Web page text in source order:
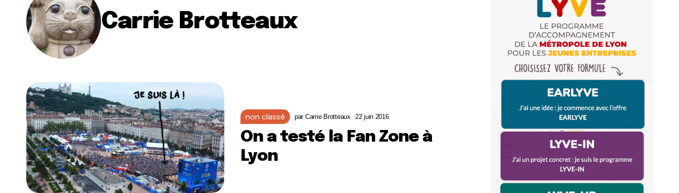
Carrie Brotteaux
non classé par Carrie Brotteaux 22 juin 2016
On a testé la Fan Zone à
Lyon